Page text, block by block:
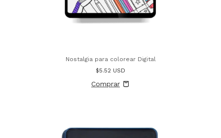
Nostalgia para colorear Digital
$5.52 USD